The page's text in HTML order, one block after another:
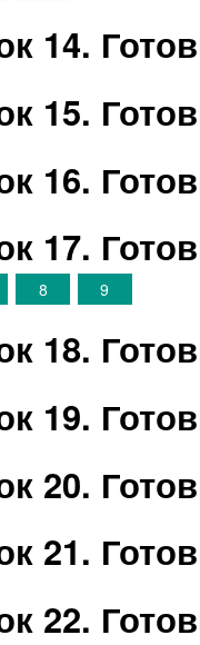
14.
15.
16.
17.
8 9
18.
19.
20.
21.
22.